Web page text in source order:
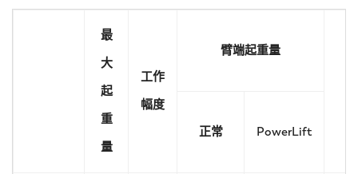
最
大
起
重
量
工作
幅度
臂端起重量
正常 PowerLift